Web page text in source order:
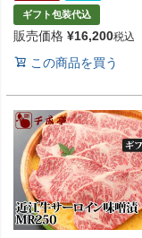
ギフト包装代込
販売価格 ¥16,200税込
この商品を買う